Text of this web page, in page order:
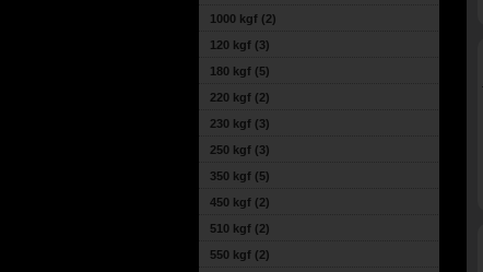
1000 kgf (2)
120 kgf (3)
180 kgf (5)
220 kgf (2)
230 kgf (3)
250 kgf (3)
350 kgf (5)
450 kgf (2)
510 kgf (2)
550 kgf (2)